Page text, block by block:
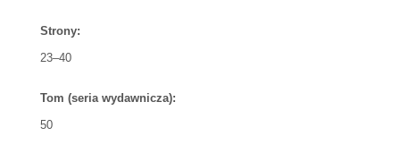
Strony:
23–40
Tom (seria wydawnicza):
50